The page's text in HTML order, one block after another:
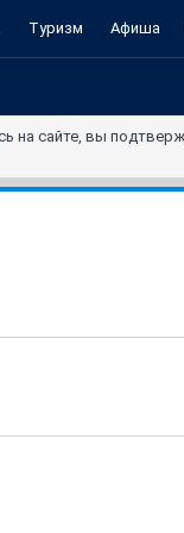
Туризм Афиша
на сайте, вы